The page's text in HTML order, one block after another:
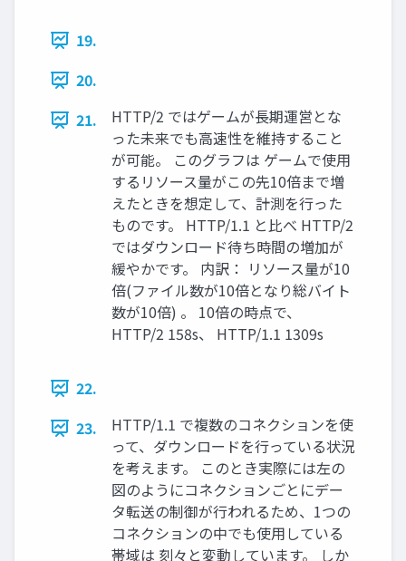
19.
20.
21.
HTTP/2 ではゲームが長期運営とな
った未来でも高速性を維持すること
が可能。 このグラフは ゲームで使用
するリソース量がこの先10倍まで増
えたときを想定して、計測を行った
ものです。 HTTP/1.1 と比べ HTTP/2
ではダウンロード待ち時間の増加が
緩やかです。 内訳： リソース量が10
倍(ファイル数が10倍となり総バイト
数が10倍) 。 10倍の時点で、
HTTP/2 158s、 HTTP/1.1 1309s
22.
23.
HTTP/1.1 で複数のコネクションを使
って、ダウンロードを行っている状況
を考えます。 このとき実際には左の
図のようにコネクションごとにデー
タ転送の制御が行われるため、1つの
コネクションの中でも使用している
帯域は 刻々と変動しています。 しか